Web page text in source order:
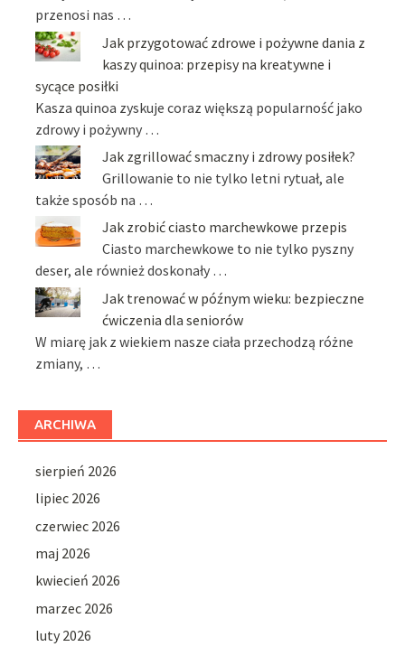
przenosi nas …
Jak przygotować zdrowe i pożywne dania z
kaszy quinoa: przepisy na kreatywne i
sycące posiłki
Kasza quinoa zyskuje coraz większą popularność jako
zdrowy i pożywny …
Jak zgrillować smaczny i zdrowy posiłek?
Grillowanie to nie tylko letni rytuał, ale
także sposób na …
Jak zrobić ciasto marchewkowe przepis
Ciasto marchewkowe to nie tylko pyszny
deser, ale również doskonały …
Jak trenować w późnym wieku: bezpieczne
ćwiczenia dla seniorów
W miarę jak z wiekiem nasze ciała przechodzą różne
zmiany, …
ARCHIWA
sierpień 2026
lipiec 2026
czerwiec 2026
maj 2026
kwiecień 2026
marzec 2026
luty 2026